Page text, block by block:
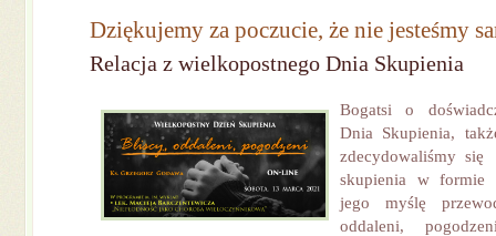
Dziękujemy za poczucie, że nie jesteśmy
Relacja z wielkopostnego Dnia Skupienia
Bogatsi o
Dnia Skupienia,
zdecydowaliśmy się
skupienia w formie
jego myślę
oddaleni,